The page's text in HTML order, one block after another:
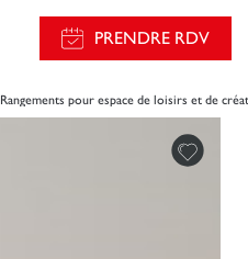
PRENDRE RDV
Rangements pour espace de loisirs et de